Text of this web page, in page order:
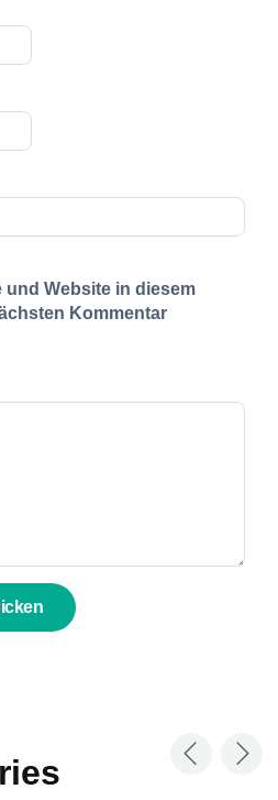
und Website in diesem
Kommentar